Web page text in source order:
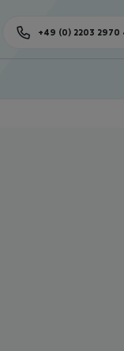
+49 (0) 2203 2970